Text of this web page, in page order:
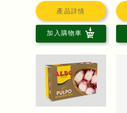
產品詳情
加入購物車